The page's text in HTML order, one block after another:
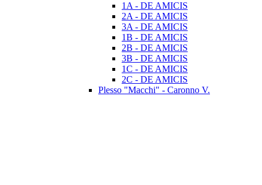
1A - DE AMICIS
2A - DE AMICIS
3A - DE AMICIS
1B - DE AMICIS
2B - DE AMICIS
3B - DE AMICIS
1C - DE AMICIS
2C - DE AMICIS
Plesso "Macchi" - Caronno V.